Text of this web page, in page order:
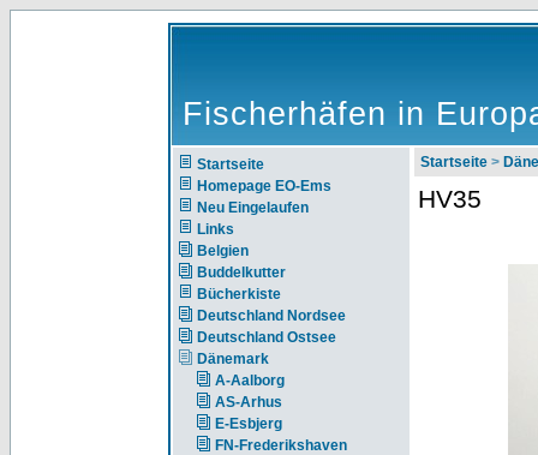
Fischerhäfen in
Startseite
Homepage EO-Ems
Neu Eingelaufen
Links
Belgien
Buddelkutter
Bücherkiste
Deutschland Nordsee
Deutschland Ostsee
Dänemark
A-Aalborg
AS-Arhus
E-Esbjerg
FN-Frederikshaven
Startseite >
HV35